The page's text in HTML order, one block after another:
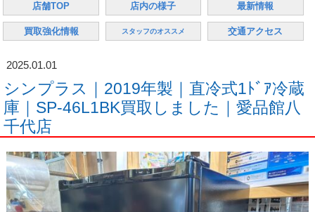
店舗TOP 店内の様子 最新情報
買取強化情報 スタッフのオススメ 交通アクセス
2025.01.01
シンプラス｜2019年製｜直冷式1ﾄﾞｱ冷蔵
庫｜SP-46L1BK買取しました｜愛品館八
千代店